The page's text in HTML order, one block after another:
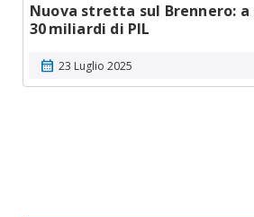
Nuova stretta sul Brennero:
30 miliardi di PIL
calendar_month 23 Luglio 2025